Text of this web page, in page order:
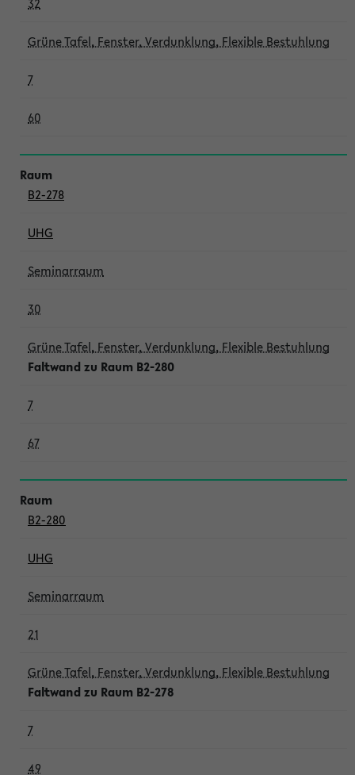
Grüne Tafel, Fenster, Verdunklung, Flexible Bestuhlung
7
60
B2-278
UHG
Seminarraum
30
Grüne Tafel, Fenster, Verdunklung, Flexible Bestuhlung
Faltwand zu Raum B2-280
7
67
B2-280
UHG
Seminarraum
21
Grüne Tafel, Fenster, Verdunklung, Flexible Bestuhlung
Faltwand zu Raum B2-278
7
49